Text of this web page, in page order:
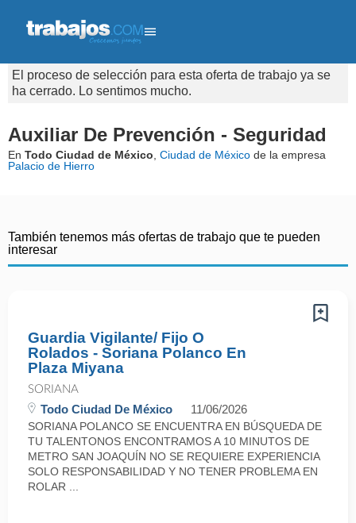
El proceso de selección para esta oferta de trabajo ya se
ha cerrado. Lo sentimos mucho.
Auxiliar De Prevención - Seguridad
En Todo Ciudad de México Ciudad de México de la empresa
Palacio de Hierro
También tenemos más ofertas de trabajo que te pueden
interesar
Guardia Vigilante/ Fijo O
Rolados - Soriana Polanco En
Plaza Miyana
SORIANA
Todo Ciudad De México 11/06/2026
SORIANA POLANCO SE ENCUENTRA EN BÚSQUEDA DE
TU TALENTONOS ENCONTRAMOS A 10 MINUTOS DE
METRO SAN JOAQUÍN NO SE REQUIERE EXPERIENCIA
SOLO RESPONSABILIDAD Y NO TENER PROBLEMA EN
ROLAR ...